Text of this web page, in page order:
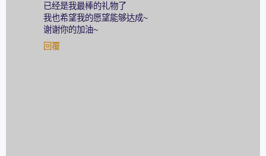
已经是我最棒的礼物了
我也希望我的愿望能够达成~
谢谢你的加油~
回覆